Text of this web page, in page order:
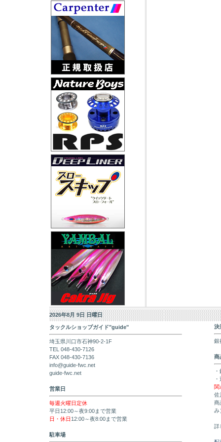
2026年8月 9日 日曜日
タックルショップガイド"guide"
埼玉県川口市石神90-2-1F
TEL 048-430-7126
FAX 048-430-7136
info@guide-fwc.net
guide-fwc.net
営業日
毎週火曜日定休
平日12:00～夜9:00まで営業
日・休日 12:00～夜8:00まで営業
駐車場
決
銀
商
関
佐
商
み
詳